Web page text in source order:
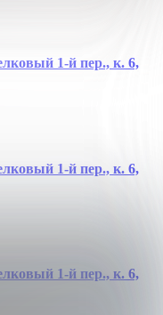
1-й пер., к. 6,
1-й пер., к. 6,
1-й пер., к. 6,